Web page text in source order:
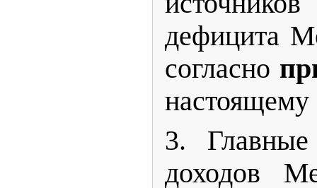
дефицита
согласно
3. Главные
доходов